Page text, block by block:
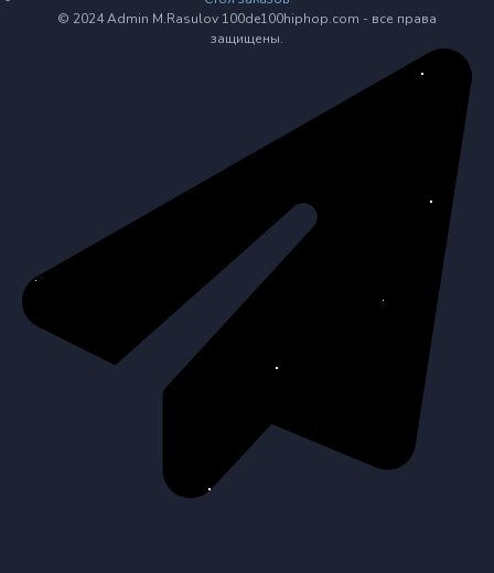
© 2024 Admin M.Rasulov 100de100hiphop.com - все права
защищены.